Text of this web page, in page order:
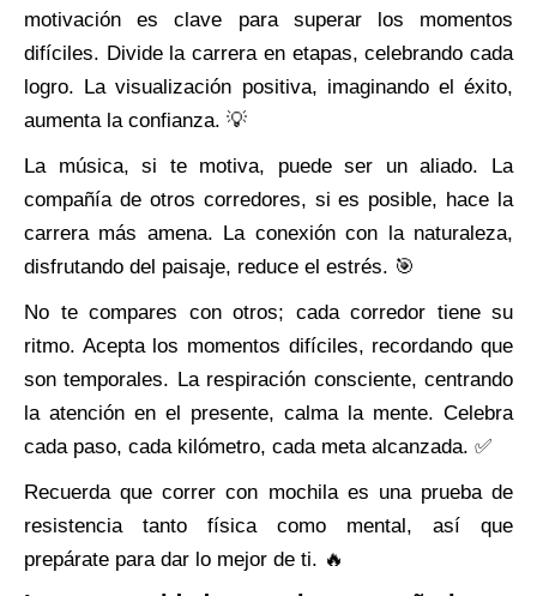
motivación es clave para superar los momentos
difíciles. Divide la carrera en etapas, celebrando cada
logro. La visualización positiva, imaginando el éxito,
aumenta la confianza. 💡
La música, si te motiva, puede ser un aliado. La
compañía de otros corredores, si es posible, hace la
carrera más amena. La conexión con la naturaleza,
disfrutando del paisaje, reduce el estrés. 🎯
No te compares con otros; cada corredor tiene su
ritmo. Acepta los momentos difíciles, recordando que
son temporales. La respiración consciente, centrando
la atención en el presente, calma la mente. Celebra
cada paso, cada kilómetro, cada meta alcanzada. ✅
Recuerda que correr con mochila es una prueba de
resistencia tanto física como mental, así que
prepárate para dar lo mejor de ti. 🔥